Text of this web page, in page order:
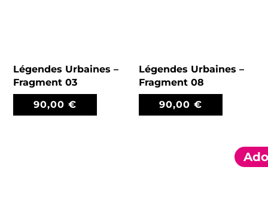
Légendes Urbaines –
Fragment 03
90,00€
Légendes Urbaines –
Fragment 08
90,00€